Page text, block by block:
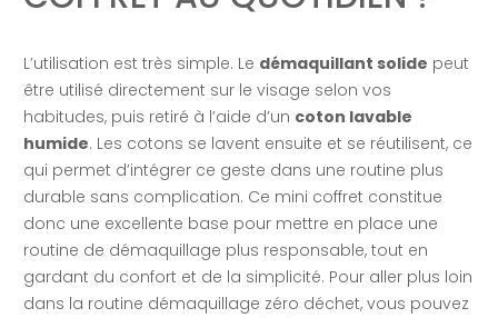
L’utilisation est très simple. Le démaquillant solide peut
être utilisé directement sur le visage selon vos
habitudes, puis retiré à l’aide d’un coton lavable
humide. Les cotons se lavent ensuite et se réutilisent, ce
qui permet d’intégrer ce geste dans une routine plus
durable sans complication. Ce mini coffret constitue
donc une excellente base pour mettre en place une
routine de démaquillage plus responsable, tout en
gardant du confort et de la simplicité. Pour aller plus loin
dans la routine démaquillage zéro déchet, vous pouvez